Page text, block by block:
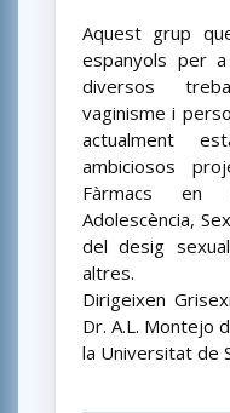
Aquest grup
espanyols per
diversos
vaginisme i
actualment
ambiciosos
Fàrmacs en
Adolescència,
del desig
altres.
Dirigeixen
Dr. A.L. Montejo
la Universitat de